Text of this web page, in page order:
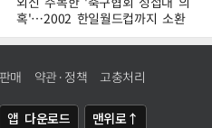
혹'…2002 한일월드컵까지 소환
매 약관·정책 고충처리
앱 다운로드 맨위로↑